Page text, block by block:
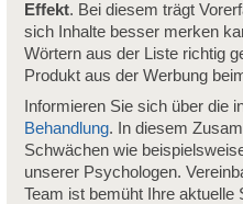
Effekt. Bei diesem trägt
sich Inhalte besser merken
Wörtern aus der Liste richtig
Produkt aus der Werbung
Informieren Sie sich über die
Behandlung. In diesem
Schwächen wie
unserer Psychologen.
Team ist bemüht Ihre